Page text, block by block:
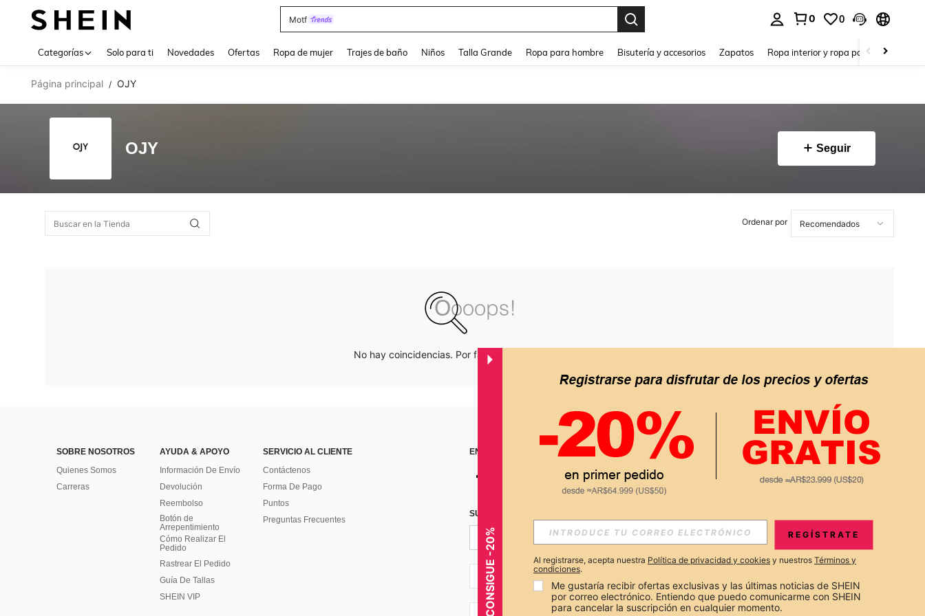
Motf
0 0
Categorías Solo para ti Novedades Ofertas Ropa de mujer Trajes de baño Niños Talla Grande Ropa para hombre Bisutería y accesorios Zapatos Ropa interior y ropa para dormir
Página principal / OJY
OJY Seguir
Ordenar por
No hay coincidencias. Por favor inténtalo de nuevo.
SOBRE NOSOTROS
Quienes Somos
Carreras
AYUDA & APOYO
Información De Envío
Devolución
Reembolso
Botón de
Arrepentimiento
Cómo Realizar El
Pedido
Rastrear El Pedido
Guía De Tallas
SHEIN VIP
SERVICIO AL CLIENTE
Contáctenos
Forma De Pago
Puntos
Preguntas Frecuentes
ENCUÉNTRANOS EN APP
SUSCRÍBETE PARA RECIBIR OFERTAS EXCLUSIVAS, PROMOCIONES Y NOTICIAS DE SHEIN
Suscribir
AR + 54
CONSIGUE -20% REGÍSTRATE
Al registrarse, acepta nuestra Política de privacidad y cookies y nuestros Términos y
condiciones.
Me gustaría recibir ofertas exclusivas y las últimas noticias de SHEIN
por correo electrónico. Entiendo que puedo comunicarme con SHEIN
para cancelar la suscripción en cualquier momento.